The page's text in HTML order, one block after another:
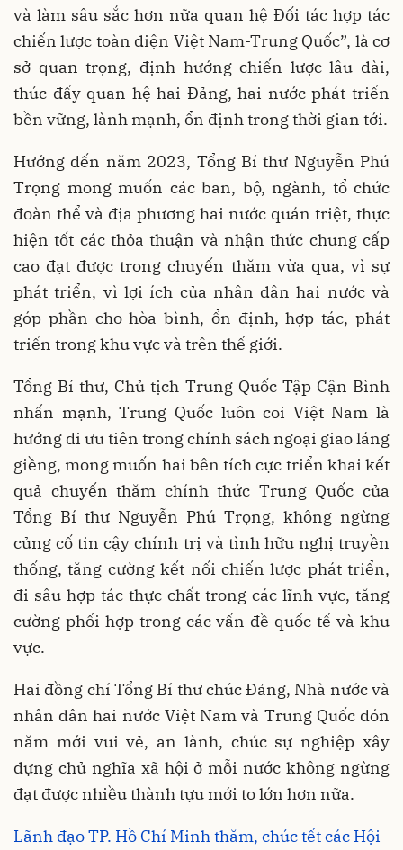
và làm sâu sắc hơn nữa quan hệ Đối tác hợp tác
chiến lược toàn diện Việt Nam-Trung Quốc”, là cơ
sở quan trọng, định hướng chiến lược lâu dài,
thúc đẩy quan hệ hai Đảng, hai nước phát triển
bền vững, lành mạnh, ổn định trong thời gian tới.
Hướng đến năm 2023, Tổng Bí thư Nguyễn Phú
Trọng mong muốn các ban, bộ, ngành, tổ chức
đoàn thể và địa phương hai nước quán triệt, thực
hiện tốt các thỏa thuận và nhận thức chung cấp
cao đạt được trong chuyến thăm vừa qua, vì sự
phát triển, vì lợi ích của nhân dân hai nước và
góp phần cho hòa bình, ổn định, hợp tác, phát
triển trong khu vực và trên thế giới.
Tổng Bí thư, Chủ tịch Trung Quốc Tập Cận Bình
nhấn mạnh, Trung Quốc luôn coi Việt Nam là
hướng đi ưu tiên trong chính sách ngoại giao láng
giềng, mong muốn hai bên tích cực triển khai kết
quả chuyến thăm chính thức Trung Quốc của
Tổng Bí thư Nguyễn Phú Trọng, không ngừng
củng cố tin cậy chính trị và tình hữu nghị truyền
thống, tăng cường kết nối chiến lược phát triển,
đi sâu hợp tác thực chất trong các lĩnh vực, tăng
cường phối hợp trong các vấn đề quốc tế và khu
vực.
Hai đồng chí Tổng Bí thư chúc Đảng, Nhà nước và
nhân dân hai nước Việt Nam và Trung Quốc đón
năm mới vui vẻ, an lành, chúc sự nghiệp xây
dựng chủ nghĩa xã hội ở mỗi nước không ngừng
đạt được nhiều thành tựu mới to lớn hơn nữa.
Lãnh đạo TP. Hồ Chí Minh thăm, chúc tết các Hội